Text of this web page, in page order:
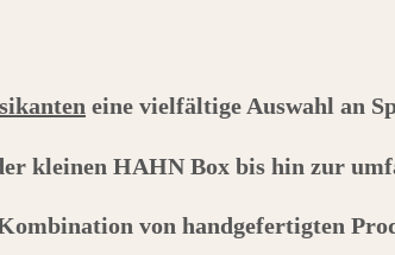
eine vielfältige Auswahl an
kleinen HAHN Box bis hin zur
von handgefertigten